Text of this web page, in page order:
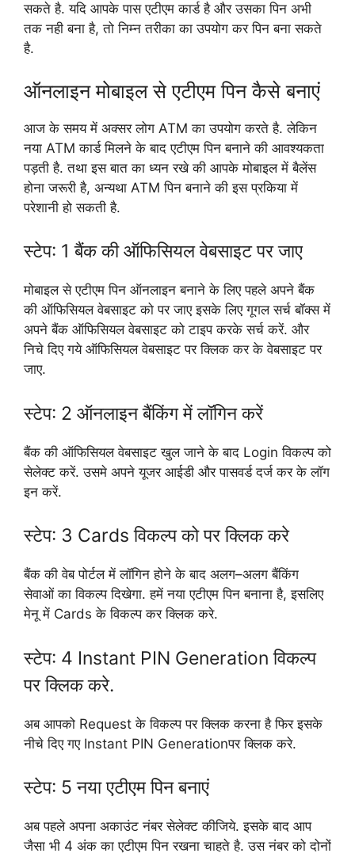
सकते है. यदि आपके पास एटीएम कार्ड है और उसका पिन अभी
तक नही बना है, तो निम्न तरीका का उपयोग कर पिन बना सकते
है.
ऑनलाइन मोबाइल से एटीएम पिन कैसे बनाएं
आज के समय में अक्सर लोग ATM का उपयोग करते है. लेकिन
नया ATM कार्ड मिलने के बाद एटीएम पिन बनाने की आवश्यकता
पड़ती है. तथा इस बात का ध्यन रखे की आपके मोबाइल में बैलेंस
होना जरूरी है, अन्यथा ATM पिन बनाने की इस प्रकिया में
परेशानी हो सकती है.
स्टेप: 1 बैंक की ऑफिसियल वेबसाइट पर जाए
मोबाइल से एटीएम पिन ऑनलाइन बनाने के लिए पहले अपने बैंक
की ऑफिसियल वेबसाइट को पर जाए इसके लिए गूगल सर्च बॉक्स में
अपने बैंक ऑफिसियल वेबसाइट को टाइप करके सर्च करें. और
निचे दिए गये ऑफिसियल वेबसाइट पर क्लिक कर के वेबसाइट पर
जाए.
स्टेप: 2 ऑनलाइन बैंकिंग में लॉगिन करें
बैंक की ऑफिसियल वेबसाइट खुल जाने के बाद Login विकल्प को
सेलेक्ट करें. उसमे अपने यूजर आईडी और पासवर्ड दर्ज कर के लॉग
इन करें.
स्टेप: 3 Cards विकल्प को पर क्लिक करे
बैंक की वेब पोर्टल में लॉगिन होने के बाद अलग–अलग बैंकिंग
सेवाओं का विकल्प दिखेगा. हमें नया एटीएम पिन बनाना है, इसलिए
मेनू में Cards के विकल्प कर क्लिक करे.
स्टेप: 4 Instant PIN Generation विकल्प
पर क्लिक करे.
अब आपको Request के विकल्प पर क्लिक करना है फिर इसके
नीचे दिए गए Instant PIN Generationपर क्लिक करे.
स्टेप: 5 नया एटीएम पिन बनाएं
अब पहले अपना अकाउंट नंबर सेलेक्ट कीजिये. इसके बाद आप
जैसा भी 4 अंक का एटीएम पिन रखना चाहते है. उस नंबर को दोनों